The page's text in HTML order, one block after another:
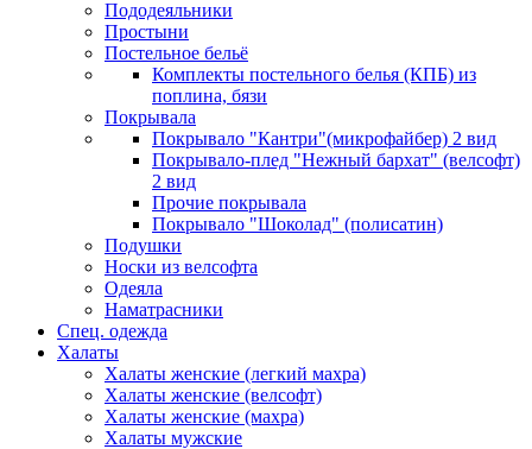
Пододеяльники
Простыни
Постельное бельё
Комплекты постельного белья (КПБ) из
поплина, бязи
Покрывала
Покрывало "Кантри"(микрофайбер) 2 вид
Покрывало-плед "Нежный бархат" (велсофт)
2 вид
Прочие покрывала
Покрывало "Шоколад" (полисатин)
Подушки
Носки из велсофта
Одеяла
Наматрасники
Спец. одежда
Халаты
Халаты женские (легкий махра)
Халаты женские (велсофт)
Халаты женские (махра)
Халаты мужские